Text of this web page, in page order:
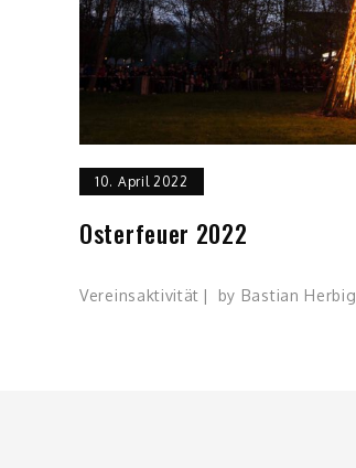
10. April 2022
Osterfeuer 2022
Vereinsaktivität by Bastian Herbig